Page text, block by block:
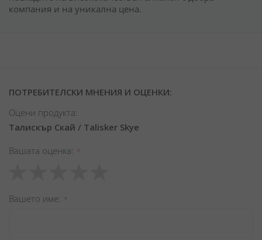
компания и на уникална цена.
ПОТРЕБИТЕЛСКИ МНЕНИЯ И ОЦЕНКИ:
Оцени продукта:
Талискър Скай / Talisker Skye
Вашата оценка
star
stars
stars
stars
stars
Вашето име